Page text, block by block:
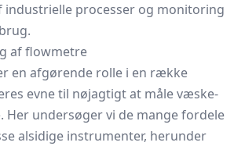
industrielle processer og monitoring
af flowmetre
en afgørende rolle i en række
evne til nøjagtigt at måle væske-
Her undersøger vi de mange fordele
alsidige instrumenter, herunder